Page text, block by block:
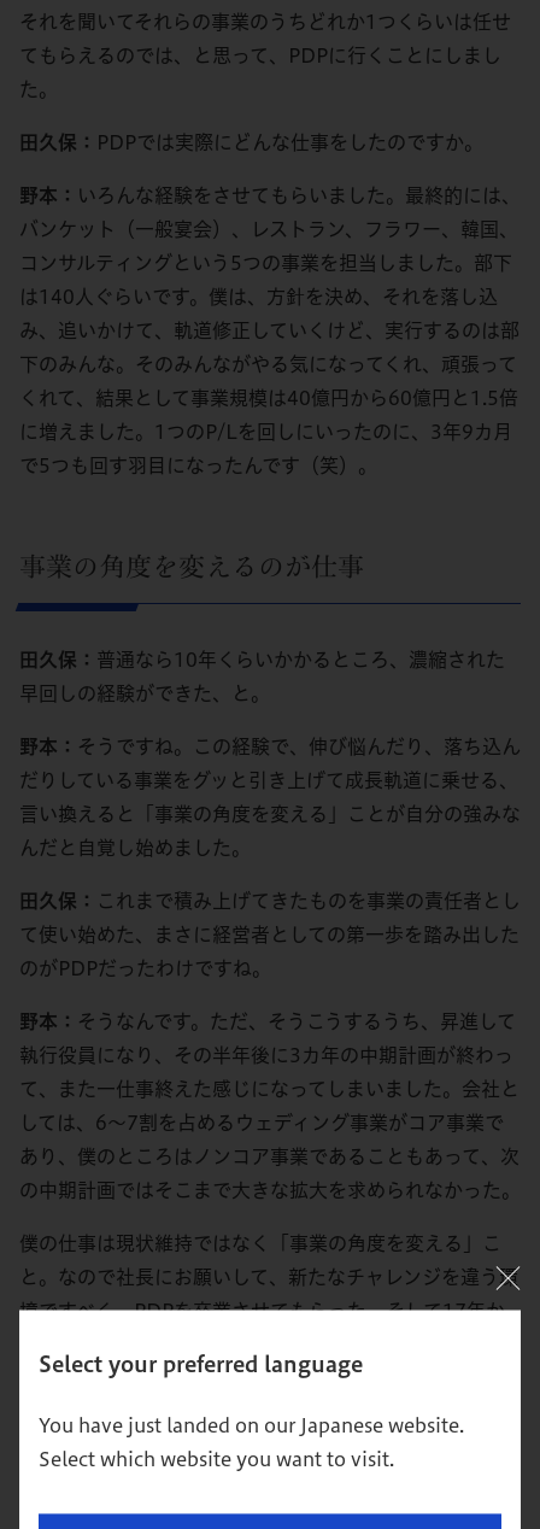
Select your preferred language
You have just landed on our Japanese website.
Select which website you want to visit.
それを聞いてそれらの事業のうちどれか1つくらいは任せ
てもらえるのでは、と思って、PDPに行くことにしまし
た。
田久保： PDPでは実際にどんな仕事をしたのですか。
野本： いろんな経験をさせてもらいました。最終的には、
バンケット（一般宴会）、レストラン、フラワー、韓国、
コンサルティングという5つの事業を担当しました。部下
は140人ぐらいです。僕は、方針を決め、それを落し込
み、追いかけて、軌道修正していくけど、実行するのは部
下のみんな。そのみんながやる気になってくれ、頑張って
くれて、結果として事業規模は40億円から60億円と1.5倍
に増えました。1つのP/Lを回しにいったのに、3年9カ月
で5つも回す羽目になったんです（笑）。
事業の角度を変えるのが仕事
田久保： 普通なら10年くらいかかるところ、濃縮された
早回しの経験ができた、と。
野本： そうですね。この経験で、伸び悩んだり、落ち込ん
だりしている事業をグッと引き上げて成長軌道に乗せる、
言い換えると「事業の角度を変える」ことが自分の強みな
んだと自覚し始めました。
田久保：
これまで積み上げてきたものを事業の責任者とし
て使い始めた、まさに経営者としての第一歩を踏み出した
のがPDPだったわけですね。
野本： そうなんです。ただ、そうこうするうち、昇進して
執行役員になり、その半年後に3カ年の中期計画が終わっ
て、また一仕事終えた感じになってしまいました。会社と
しては、6～7割を占めるウェディング事業がコア事業で
あり、僕のところはノンコア事業であることもあって、次
の中期計画ではそこまで大きな拡大を求められなかった。
僕の仕事は現状維持ではなく「事業の角度を変える」こ
と。なので社長にお願いして、新たなチャレンジを違う環
境ですべく、PDPを卒業させてもらった。そして17年か
移ったというわけです。
田久保：その会社に転身した理由は何ですか。
企業を経験したかったから。PDP時代に「売上高100億円